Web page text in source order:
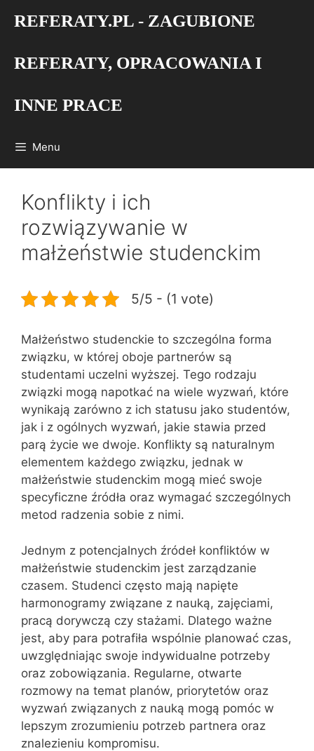
REFERATY.PL - ZAGUBIONE
REFERATY, OPRACOWANIA I
INNE PRACE
Menu
Konflikty i ich
rozwiązywanie w
małżeństwie studenckim
5/5 - (1 vote)
Małżeństwo studenckie to szczególna forma
związku, w której oboje partnerów są
studentami uczelni wyższej. Tego rodzaju
związki mogą napotkać na wiele wyzwań, które
wynikają zarówno z ich statusu jako studentów,
jak i z ogólnych wyzwań, jakie stawia przed
parą życie we dwoje. Konflikty są naturalnym
elementem każdego związku, jednak w
małżeństwie studenckim mogą mieć swoje
specyficzne źródła oraz wymagać szczególnych
metod radzenia sobie z nimi.
Jednym z potencjalnych źródeł konfliktów w
małżeństwie studenckim jest zarządzanie
czasem. Studenci często mają napięte
harmonogramy związane z nauką, zajęciami,
pracą dorywczą czy stażami. Dlatego ważne
jest, aby para potrafiła wspólnie planować czas,
uwzględniając swoje indywidualne potrzeby
oraz zobowiązania. Regularne, otwarte
rozmowy na temat planów, priorytetów oraz
wyzwań związanych z nauką mogą pomóc w
lepszym zrozumieniu potrzeb partnera oraz
znalezieniu kompromisu.